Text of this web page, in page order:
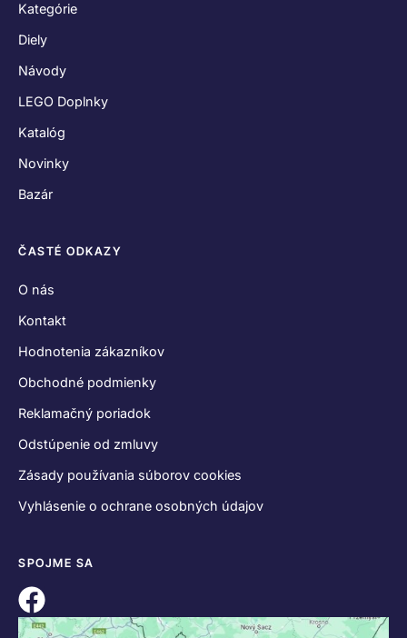
Kategórie
Diely
Návody
LEGO Doplnky
Katalóg
Novinky
Bazár
ČASTÉ ODKAZY
O nás
Kontakt
Hodnotenia zákazníkov
Obchodné podmienky
Reklamačný poriadok
Odstúpenie od zmluvy
Zásady používania súborov cookies
Vyhlásenie o ochrane osobných údajov
SPOJME SA